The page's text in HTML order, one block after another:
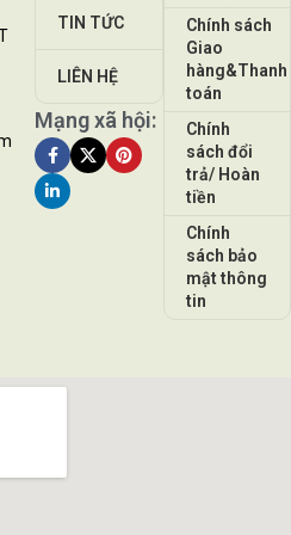
TIN TỨC
LIÊN HỆ
Mạng xã hội:
Chính sách
Giao
hàng&Thanh
toán
Chính
sách đổi
trả/ Hoàn
tiền
Chính
sách bảo
mật thông
tin